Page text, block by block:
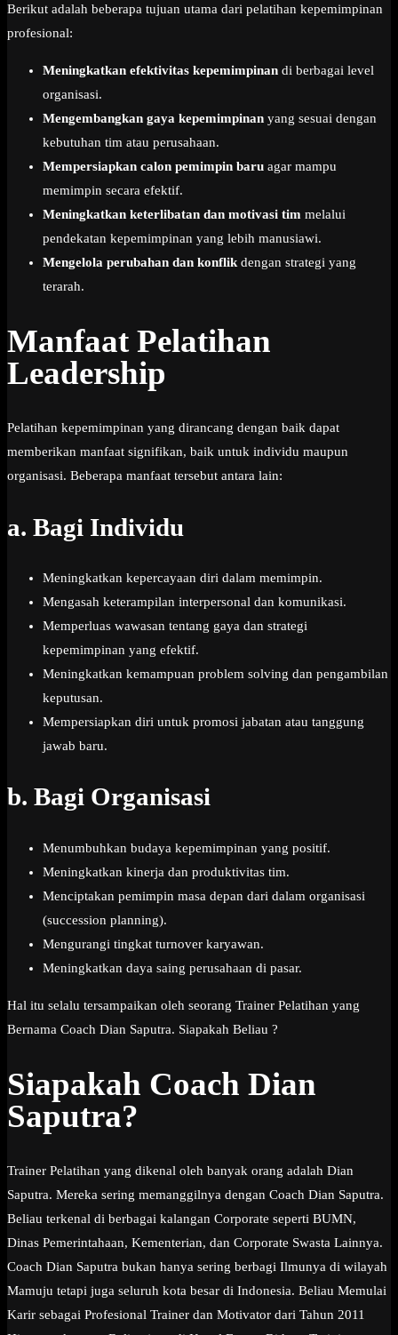
Berikut adalah beberapa tujuan utama dari pelatihan kepemimpinan
profesional:
Meningkatkan efektivitas kepemimpinan di berbagai level
organisasi.
Mengembangkan gaya kepemimpinan yang sesuai dengan
kebutuhan tim atau perusahaan.
Mempersiapkan calon pemimpin baru agar mampu
memimpin secara efektif.
Meningkatkan keterlibatan dan motivasi tim melalui
pendekatan kepemimpinan yang lebih manusiawi.
Mengelola perubahan dan konflik dengan strategi yang
terarah.
Manfaat Pelatihan
Leadership
Pelatihan kepemimpinan yang dirancang dengan baik dapat
memberikan manfaat signifikan, baik untuk individu maupun
organisasi. Beberapa manfaat tersebut antara lain:
a. Bagi Individu
Meningkatkan kepercayaan diri dalam memimpin.
Mengasah keterampilan interpersonal dan komunikasi.
Memperluas wawasan tentang gaya dan strategi
kepemimpinan yang efektif.
Meningkatkan kemampuan problem solving dan pengambilan
keputusan.
Mempersiapkan diri untuk promosi jabatan atau tanggung
jawab baru.
b. Bagi Organisasi
Menumbuhkan budaya kepemimpinan yang positif.
Meningkatkan kinerja dan produktivitas tim.
Menciptakan pemimpin masa depan dari dalam organisasi
(succession planning).
Mengurangi tingkat turnover karyawan.
Meningkatkan daya saing perusahaan di pasar.
Hal itu selalu tersampaikan oleh seorang Trainer Pelatihan yang
Bernama Coach Dian Saputra. Siapakah Beliau ?
Siapakah Coach Dian
Saputra?
Trainer Pelatihan yang dikenal oleh banyak orang adalah Dian
Saputra. Mereka sering memanggilnya dengan Coach Dian Saputra.
Beliau terkenal di berbagai kalangan Corporate seperti BUMN,
Dinas Pemerintahaan, Kementerian, dan Corporate Swasta Lainnya.
Coach Dian Saputra bukan hanya sering berbagi Ilmunya di wilayah
Mamuju tetapi juga seluruh kota besar di Indonesia. Beliau Memulai
Karir sebagai Profesional Trainer dan Motivator dari Tahun 2011